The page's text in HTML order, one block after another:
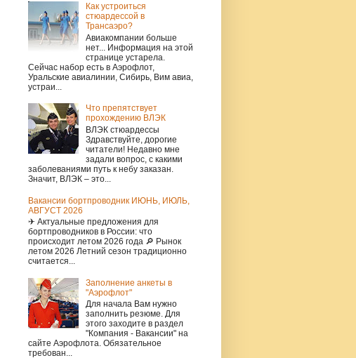
Как устроиться
стюардессой в
Трансаэро?
Авиакомпании больше
нет... Информация на этой
странице устарела.
Сейчас набор есть в Аэрофлот,
Уральские авиалинии, Сибирь, Вим авиа,
устраи...
Что препятствует
прохождению ВЛЭК
ВЛЭК стюардессы
Здравствуйте, дорогие
читатели! Недавно мне
задали вопрос, с какими
заболеваниями путь к небу заказан.
Значит, ВЛЭК – это...
Вакансии бортпроводник ИЮНЬ, ИЮЛЬ,
АВГУСТ 2026
✈ Актуальные предложения для
бортпроводников в России: что
происходит летом 2026 года 🔎 Рынок
летом 2026 Летний сезон традиционно
считается...
Заполнение анкеты в
"Аэрофлот"
Для начала Вам нужно
заполнить резюме. Для
этого заходите в раздел
"Компания - Вакансии" на
сайте Аэрофлота. Обязательное
требован...